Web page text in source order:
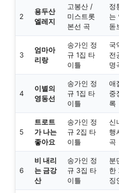
2
용두산
엘레지
고봉산 /
미스트롯
본선 곡
정
는
돋
3
엄마아
리랑
송가인 정
규 1집 타
이틀
국
전
명
4
이별의
영동선
송가인 정
규 1집 타
이틀
애
중
록
5
트로트
가 나는
좋아요
송가인 정
규 2집 타
이틀
신
행
곡
6
비 내리
는 금강
산
송가인 정
규 3집 타
이틀
분
한
징